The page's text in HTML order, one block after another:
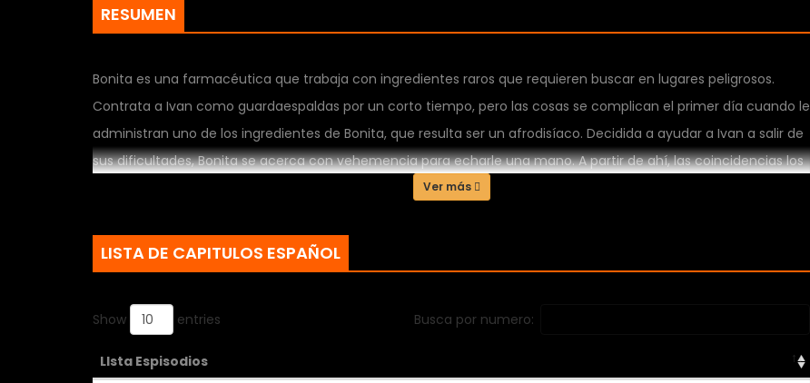
RESUMEN
Bonita es una farmacéutica que trabaja con ingredientes raros que requieren buscar en lugares peligrosos.
Contrata a Ivan como guardaespaldas por un corto tiempo, pero las cosas se complican el primer día cuando le
administran uno de los ingredientes de Bonita, que resulta ser un afrodisíaco. Decidida a ayudar a Ivan a salir de
sus dificultades, Bonita se acerca con vehemencia para echarle una mano. A partir de ahí, las coincidencias los
llevan a encuentros sensuales. ¿Será una aventura que solo durará hasta el final de su contrato, o se convertirá
Ver más
LISTA DE CAPITULOS ESPAÑOL
Show entries Busca por numero:
LIsta Espisodios